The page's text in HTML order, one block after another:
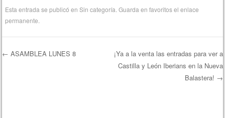
Esta entrada se publicó enSin categoría . Guarda en favoritos elenlace
permanente
Navegación de entradas
← ASAMBLEA LUNES 8
¡Ya a la venta las entradas para ver a
Castilla y León Iberians en la Nueva
Balastera! →